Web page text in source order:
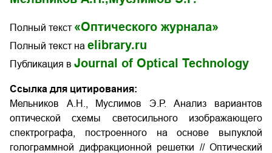
Полный текст «Оптического журнала»
Полный текст на elibrary.ru
Публикация в Journal of Optical Technology
Ссылка для цитирования:
Мельников А.Н., Муслимов Э.Р. Анализ вариантов
оптической схемы светосильного изображающего
спектрографа, построенного на основе выпуклой
голограммной дифракционной решетки // Оптический